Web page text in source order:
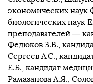
экономических наук
биологических наук
преподавателей —
Федюков В.В.,
Сергеев А.С.,
Е.Б., кандидат
Рамазанова А.Я.,